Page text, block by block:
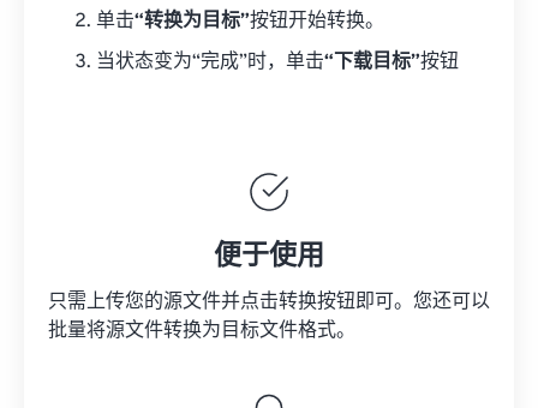
单击“转换为目标”按钮开始转换。
当状态变为“完成”时，单击“下载目标”按钮
便于使用
只需上传您的源文件并点击转换按钮即可。您还可以
批量将源文件转换为目标文件格式。